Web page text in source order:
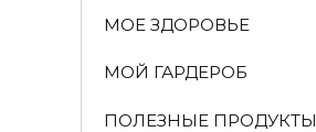
МОЕ ЗДОРОВЬЕ
МОЙ ГАРДЕРОБ
ПОЛЕЗНЫЕ ПРОДУКТЫ